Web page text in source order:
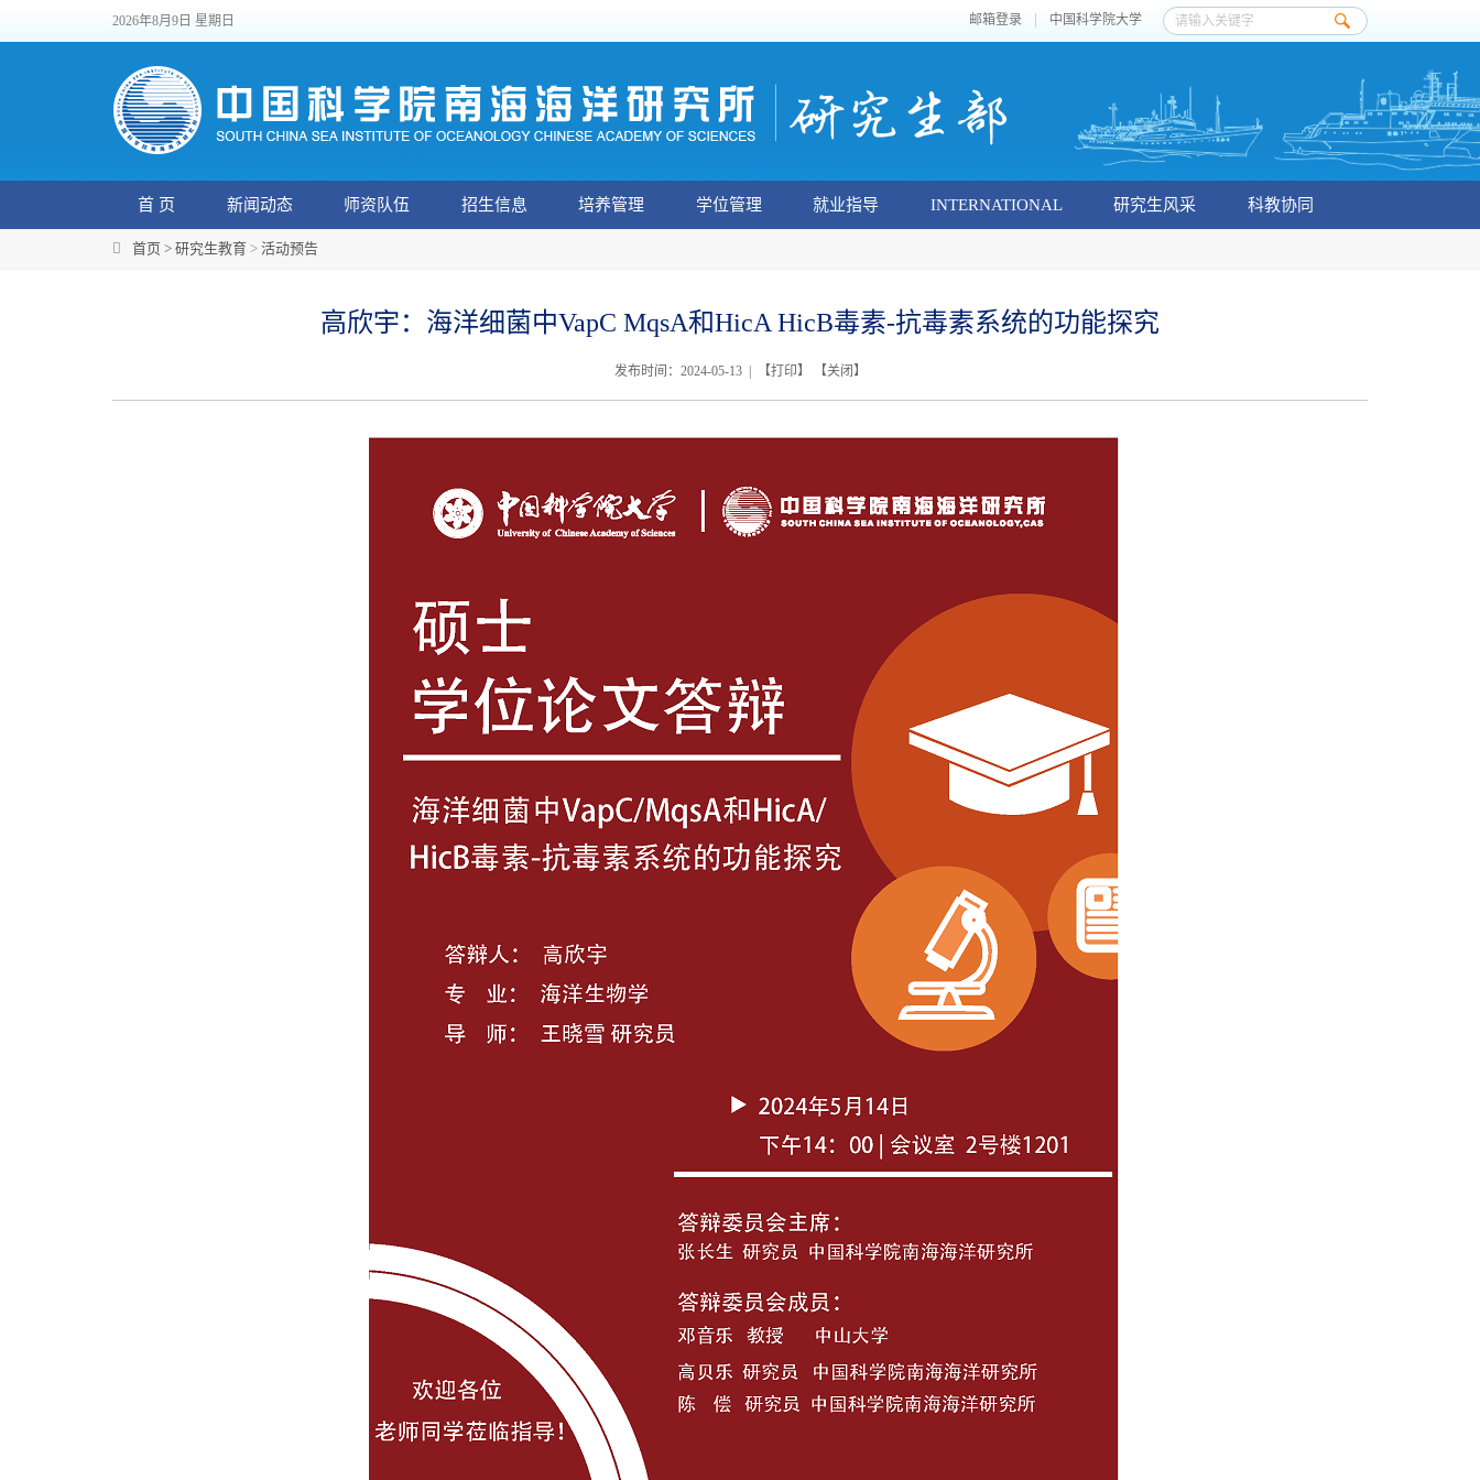
2026年8月9日 星期日 邮箱登录 中国科学院大学
首 页 新闻动态 师资队伍 招生信息 培养管理 学位管理 就业指导 INTERNATIONAL 研究生风采 科教协同
首页 > 研究生教育 > 活动预告
高欣宇：海洋细菌中VapC MqsA和HicA HicB毒素-抗毒素系统的功能探究
发布时间：2024-05-13 | 【打印】 【关闭 】